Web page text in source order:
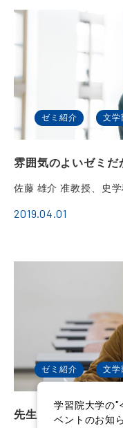
ゼミ紹介 文学
雰囲気のよいゼミだ
佐藤 雄介 准教授、史
2019.04.01
ゼミ紹介 文学
先生の貴重な経験
学習院大学の"
ベントのお知